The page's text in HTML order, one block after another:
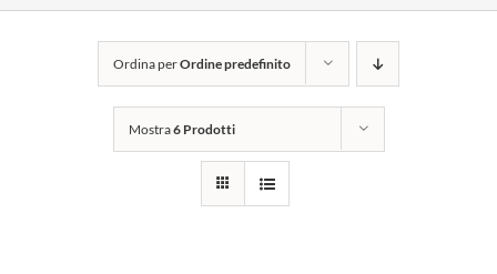
Ordina perOrdine predefinito
Mostra6 Prodotti